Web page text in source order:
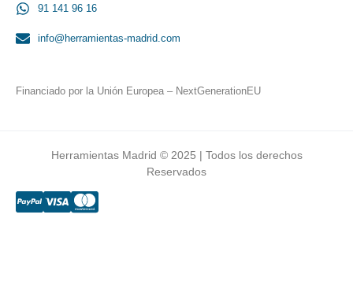
91 141 96 16
info@herramientas-madrid.com
Financiado por la Unión Europea – NextGenerationEU
Herramientas Madrid © 2025 | Todos los derechos
Reservados